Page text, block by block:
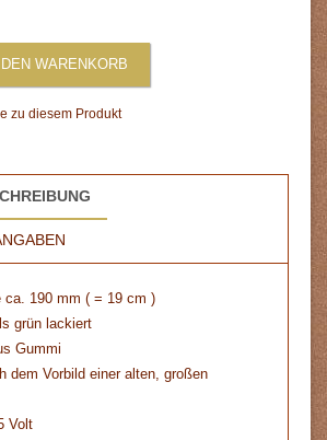
DEN WARENKORB
zu diesem Produkt
ca. 190 mm ( = 19 cm )
grün lackiert
Gummi
dem Vorbild einer alten, großen
Volt